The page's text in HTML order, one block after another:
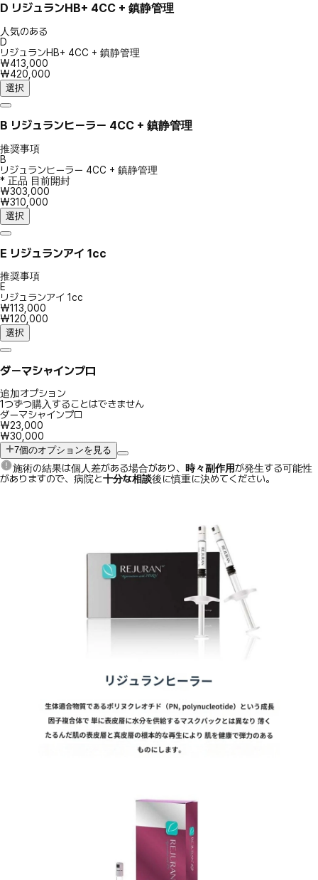
D リジュランHB+ 4CC + 鎮静管理
人気のある
D
リジュランHB+ 4CC + 鎮静管理
₩413,000
₩420,000
選択
B リジュランヒーラー 4CC + 鎮静管理
推奨事項
B
リジュランヒーラー 4CC + 鎮静管理
* 正品 目前開封
₩303,000
₩310,000
選択
E リジュランアイ 1cc
推奨事項
E
リジュランアイ 1cc
₩113,000
₩120,000
選択
ダーマシャインプロ
追加オプション
1つずつ購入することはできません
ダーマシャインプロ
₩23,000
₩30,000
7個のオプションを見る
施術の結果は個人差がある場合があり、 時々副作用が発生する可能性
がありますので、病院と十分な相談後に慎重に決めてください。